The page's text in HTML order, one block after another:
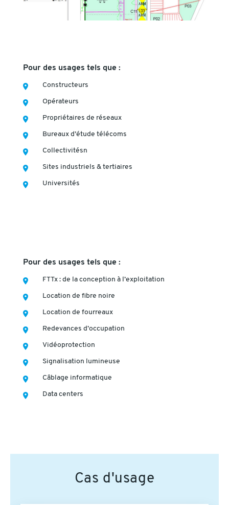
Pour des usages tels que :
Constructeurs
Opérateurs
Propriétaires de réseaux
Bureaux d’étude télécoms
Collectivitésn
Sites industriels & tertiaires
Universités
Pour des usages tels que :
FTTx : de la conception à l’exploitation
Location de fibre noire
Location de fourreaux
Redevances d’occupation
Vidéoprotection
Signalisation lumineuse
Câblage informatique
Data centers
Cas d'usage